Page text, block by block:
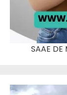
SAAE